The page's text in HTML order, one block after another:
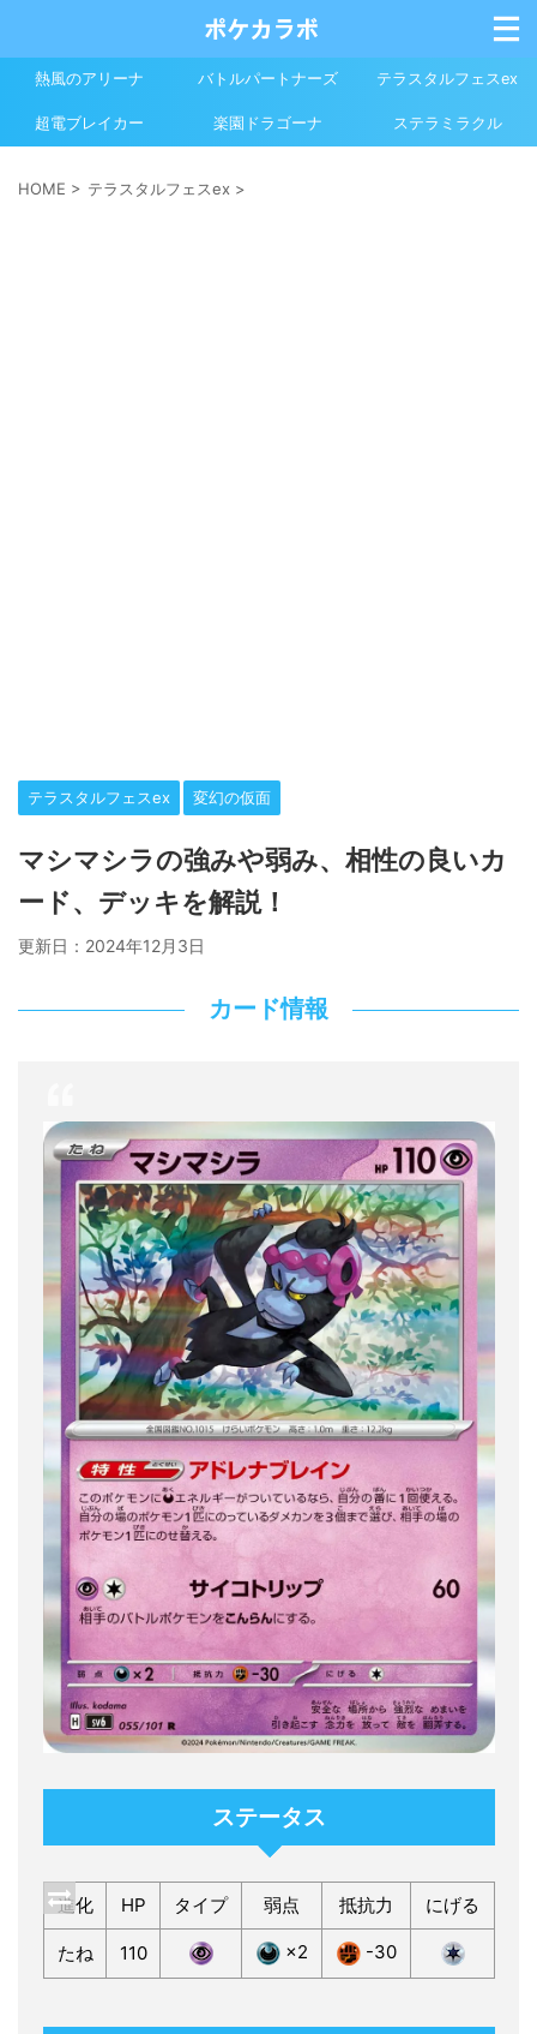
熱風のアリーナ バトルパートナーズ テラスタルフェスex
超電ブレイカー 楽園ドラゴーナ ステラミラクル
HOME > テラスタルフェスex >
テラスタルフェスex 変幻の仮面
マシマシラの強みや弱み、相性の良いカ
ード、デッキを解説！
更新日： 2024年12月3日
カード情報
ステータス
進化 HP タイプ 弱点 抵抗力 にげる
たね 110 ×2 -30